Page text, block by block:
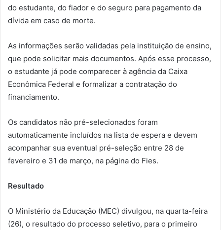
do estudante, do fiador e do seguro para pagamento da
dívida em caso de morte.
As informações serão validadas pela instituição de ensino,
que pode solicitar mais documentos. Após esse processo,
o estudante já pode comparecer à agência da Caixa
Econômica Federal e formalizar a contratação do
financiamento.
Os candidatos não pré-selecionados foram
automaticamente incluídos na lista de espera e devem
acompanhar sua eventual pré-seleção entre 28 de
fevereiro e 31 de março, na página do Fies.
Resultado
O Ministério da Educação (MEC) divulgou, na quarta-feira
(26), o resultado do processo seletivo, para o primeiro